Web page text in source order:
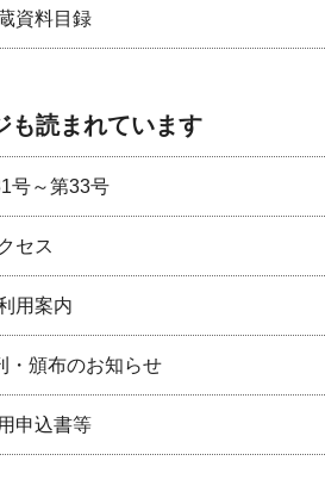
資料目録
も読まれています
号～第33号
セス
用案内
・頒布のお知らせ
申込書等